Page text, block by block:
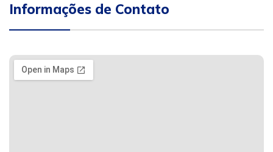
Informações de Contato